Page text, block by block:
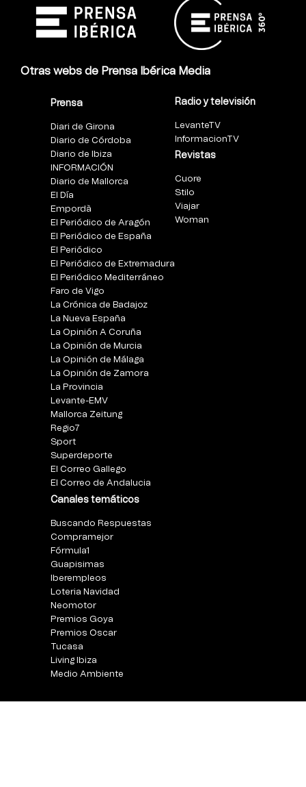
Otras webs de Prensa Ibérica Media
Prensa
Diari de Girona
Diario de Córdoba
Diario de Ibiza
INFORMACIÓN
Diario de Mallorca
El Día
Empordà
El Periódico de Aragón
El Periódico de España
El Periódico
El Periódico de Extremadura
El Periódico Mediterráneo
Faro de Vigo
La Crónica de Badajoz
La Nueva España
La Opinión A Coruña
La Opinión de Murcia
La Opinión de Málaga
La Opinión de Zamora
La Provincia
Levante-EMV
Mallorca Zeitung
Regio7
Sport
Superdeporte
El Correo Gallego
El Correo de Andalucia
Canales temáticos
Buscando Respuestas
Compramejor
Fórmula1
Guapisimas
Iberempleos
Loteria Navidad
Neomotor
Premios Goya
Premios Oscar
Tucasa
Living Ibiza
Medio Ambiente
Radio y televisión
LevanteTV
InformacionTV
Revistas
Cuore
Stilo
Viajar
Woman